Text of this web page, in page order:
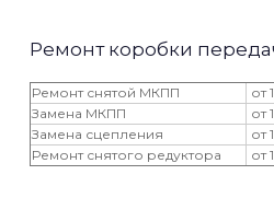
Ремонт коробки
Ремонт снятой МКПП
от
Замена МКПП
от
Замена сцепления
от
Ремонт снятого редуктора
от